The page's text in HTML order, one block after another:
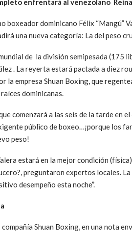
enfrentará al venezolano
boxeador dominicano Félix “Mangú”
una nueva categoría: La del peso
de la división semipesada (175
. La reyerta estará pactada a diez
la empresa Shuan Boxing, que
dominicanas.
comenzará a las seis de la tarde en
público de boxeo…¡porque los
peso!
estará en la mejor condición
preguntaron expertos locales.
desempeño esta noche”.
Shuan Boxing, en una nota